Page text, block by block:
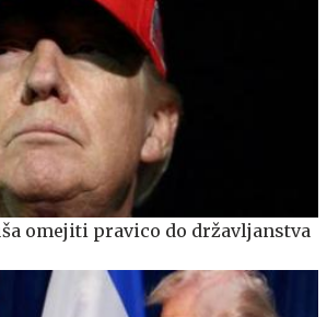
omejiti pravico do državljanstva